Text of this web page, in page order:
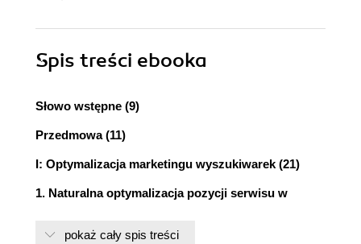
Spis treści ebooka
Słowo wstępne (9)
Przedmowa (11)
I: Optymalizacja marketingu wyszukiwarek (21)
1. Naturalna optymalizacja pozycji serwisu w
pokaż cały spis treści